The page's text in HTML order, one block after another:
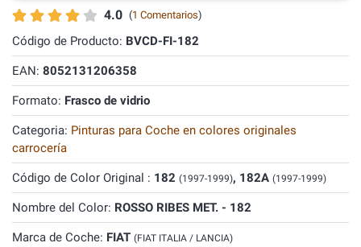
4.0 (1 Comentarios)
Código de Producto: BVCD-FI-182
EAN: 8052131206358
Formato: Frasco de vidrio
Categoria: Pinturas para Coche en colores originales
carrocería
Código de Color Original : 182 (1997-1999), 182A (1997-1999)
Nombre del Color: ROSSO RIBES MET. - 182
Marca de Coche: FIAT (FIAT ITALIA / LANCIA)